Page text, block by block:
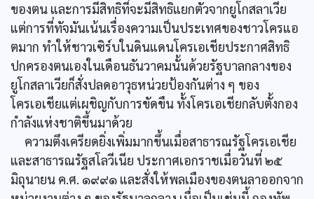
ของตน และการมีสิทธิที่จะมีสิทธิแยกตัวจากยูโกสลาเวีย
แต่การที่ทัจมันเน้นเรื่องความเป็นประเทศของชาวโครแอ
ตมาก ทำให้ชาวเซิร์บในดินแดนโครเอเชียประกาศสิทธิ
ปกครองตนเองในเดือนธันวาคมนั้นด้วยรัฐบาลกลางของ
ยูโกสลาเวียก็สั่งปลดอาวุธหน่วยป้องกันต่าง ๆ ของ
โครเอเชียแต่เผชิญกับการขัดขืน ทั้งโครเอเชียกลับตั้งกอง
กำลังแห่งชาติขึ้นมาด้วย
ความตึงเครียดยิ่งเพิ่มมากขึ้นเมื่อสาธารณรัฐโครเอเชีย
และสาธารณรัฐสโลวีเนีย ประกาศเอกราชเมื่อวันที่ ๒๕
มิถุนายน ค.ศ. ๑๙๙๑ และสั่งให้พลเมืองของตนลาออกจาก